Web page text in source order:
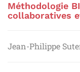
Méthodologie
collaboratives
Jean-Philippe